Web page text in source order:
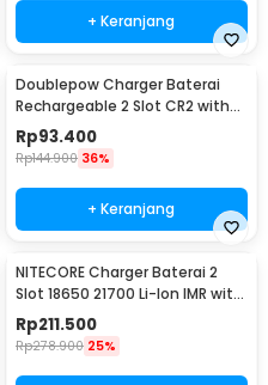
+ Keranjang
Doublepow Charger Baterai
Rechargeable 2 Slot CR2 with
CR2 2 PCS - DP-K06
Rp93.400
Rp144.900 36%
+ Keranjang
NITECORE Charger Baterai 2
Slot 18650 21700 Li-Ion IMR with
LED Light - UI2
Rp211.500
Rp278.900 25%